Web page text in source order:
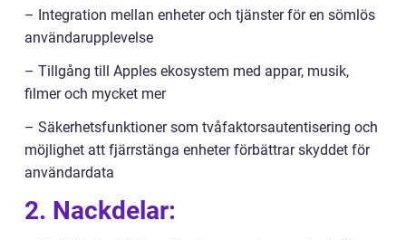
– Integration mellan enheter och tjänster för en sömlös
användarupplevelse
– Tillgång till Apples ekosystem med appar, musik,
filmer och mycket mer
– Säkerhetsfunktioner som tvåfaktorsautentisering och
möjlighet att fjärrstänga enheter förbättrar skyddet för
användardata
2. Nackdelar: